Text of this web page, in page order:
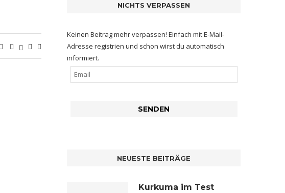
NICHTS VERPASSEN
Keinen Beitrag mehr verpassen! Einfach mit E-Mail-
Adresse registrien und schon wirst du automatisch
informiert.
NEUESTE BEITRÄGE
Kurkuma im Test